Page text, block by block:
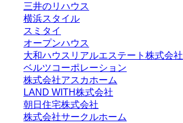
三井のリハウス
横浜スタイル
スミタイ
オープンハウス
大和ハウスリアルエステート株式会社
ベルツコーポレーション
株式会社アスカホーム
LAND WITH株式会社
朝日住宅株式会社
株式会社サークルホーム